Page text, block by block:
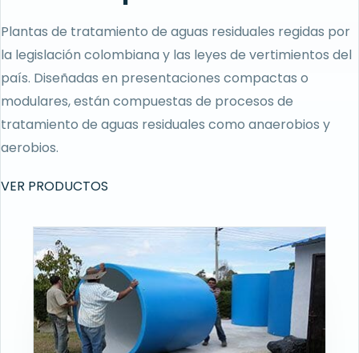
Plantas de tratamiento de aguas residuales regidas por
la legislación colombiana y las leyes de vertimientos del
país. Diseñadas en presentaciones compactas o
modulares, están compuestas de procesos de
tratamiento de aguas residuales como anaerobios y
aerobios.
VER PRODUCTOS